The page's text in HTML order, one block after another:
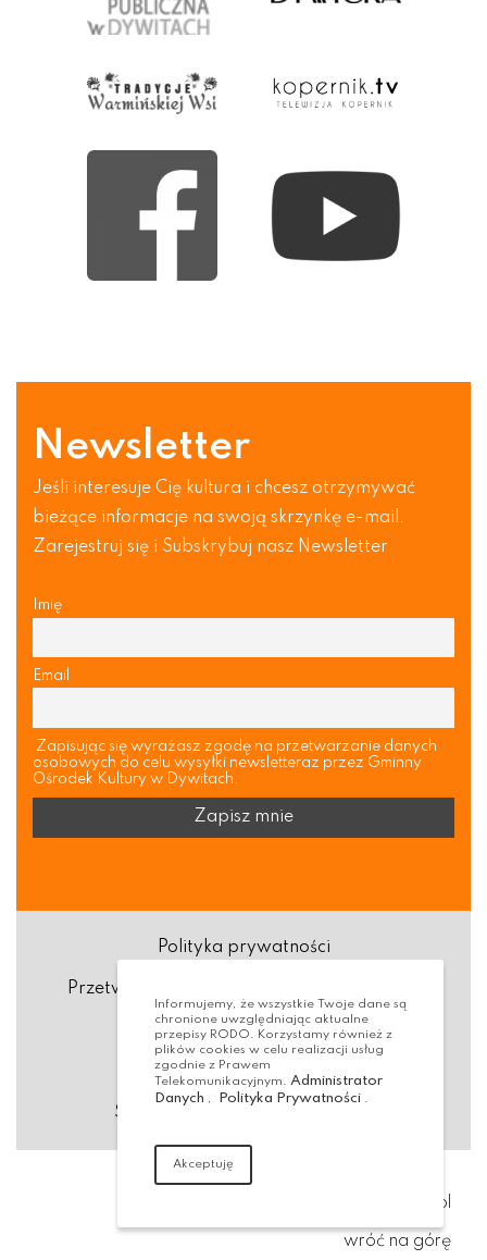
Newsletter
Jeśli interesuje Cię kultura i chcesz otrzymywać
bieżące informacje na swoją skrzynkę e-mail.
Zarejestruj się i Subskrybuj nasz Newsletter
Imię
Email
Zapisując się wyrażasz zgodę na przetwarzanie danych
osobowych do celu wysyłki newsletteraz przez Gminny
Ośrodek Kultury w Dywitach.
Polityka prywatności
Przetwarzanie danych osobowych (RODO)
Deklaracja dostępności
Dostępność Architektoniczna
Standardy ochrony małoletnich
virtualmedia.pl
wróć na górę
Informujemy, że wszystkie Twoje dane są
chronione uwzględniając aktualne
przepisy RODO. Korzystamy również z
plików cookies w celu realizacji usług
zgodnie z Prawem
Telekomunikacyjnym. Administrator
Danych , Polityka Prywatności .
Akceptuję